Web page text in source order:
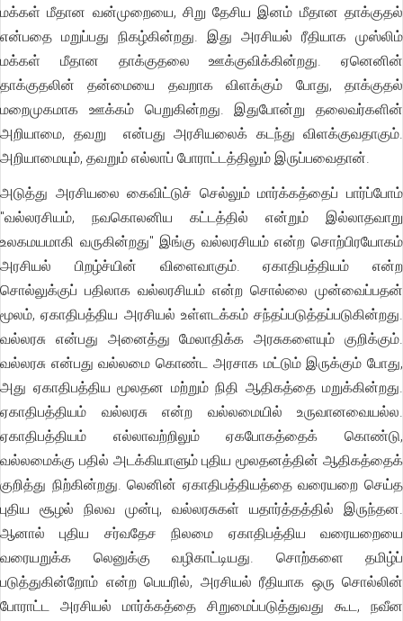
மக்கள் மீதான வன்முறையை, சிறு தேசிய இனம் மீதான தாக்குதல்
என்பதை மறுப்பது நிகழ்கின்றது. இது அரசியல் ரீதியாக முஸ்லிம்
மக்கள் மீதான தாக்குதலை ஊக்குவிக்கின்றது. ஏனெனின்
தாக்குதலின் தன்மையை தவறாக விளக்கும் போது, தாக்குதல்
மறைமுகமாக ஊக்கம் பெறுகின்றது. இதுபோன்று தலைவர்களின்
அறியாமை, தவறு என்பது அரசியலைக் கடந்து விளக்குவதாகும்.
அறியாமையும், தவறும் எல்லாப் போராட்டத்திலும் இருப்பவைதான்.
அடுத்து அரசியலை கைவிட்டுச் செல்லும் மார்க்கத்தைப் பார்ப்போம்
"வல்லரசியம், நவகொலனிய கட்டத்தில் என்றும் இல்லாதவாறு
உலகமயமாகி வருகின்றது" இங்கு வல்லரசியம் என்ற சொற்பிரயோகம்
அரசியல் பிறழ்ச்யின் விளைவாகும். ஏகாதிபத்தியம் என்ற
சொல்லுக்குப் பதிலாக வல்லரசியம் என்ற சொல்லை முன்வைப்பதன்
மூலம், ஏகாதிபத்திய அரசியல் உள்ளடக்கம் சந்தப்படுத்தப்படுகின்றது.
வல்லரசு என்பது அனைத்து மேலாதிக்க அரசுகளையும் குறிக்கும்.
வல்லரசு என்பது வல்லமை கொண்ட அரசாக மட்டும் இருக்கும் போது,
அது ஏகாதிபத்திய மூலதன மற்றும் நிதி ஆதிகத்தை மறுக்கின்றது.
ஏகாதிபத்தியம் வல்லரசு என்ற வல்லமையில் உருவானவையல்ல.
ஏகாதிபத்தியம் எல்லாவற்றிலும் ஏகபோகத்தைக் கொண்டு,
வல்லமைக்கு பதில் அடக்கியாளும் புதிய மூலதனத்தின் ஆதிகத்தைக்
குறித்து நிற்கின்றது. லெனின் ஏகாதிபத்தியத்தை வரையறை செய்த
புதிய சூழல் நிலவ முன்பு, வல்லரசுகள் யதார்த்தத்தில் இருந்தன.
ஆனால் புதிய சர்வதேச நிலமை ஏகாதிபத்திய வரையறையை
வரையறுக்க லெனுக்கு வழிகாட்டியது. சொற்களை தமிழ்ப்
படுத்துகின்றோம் என்ற பெயரில், அரசியல் ரீதியாக ஒரு சொல்லின்
போராட்ட அரசியல் மார்க்கத்தை சிறுமைப்படுத்துவது கூட, நவீன